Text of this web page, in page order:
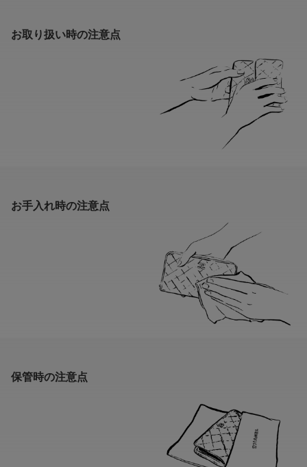
お取り扱い時の注意点
お手入れ時の注意点
保管時の注意点